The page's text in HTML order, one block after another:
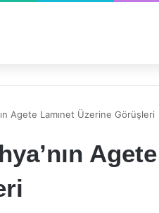
Agete Lamınet Üzerine Görüşleri